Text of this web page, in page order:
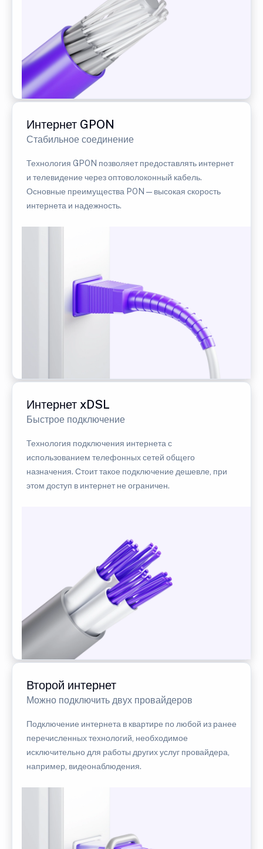
Интернет GPON
Стабильное соединение
Технология GPON позволяет предоставлять интернет
и телевидение через оптоволоконный кабель.
Основные преимущества PON — высокая скорость
интернета и надежность.
Интернет xDSL
Быстрое подключение
Технология подключения интернета с
использованием телефонных сетей общего
назначения. Стоит такое подключение дешевле, при
этом доступ в интернет не ограничен.
Второй интернет
Можно подключить двух провайдеров
Подключение интернета в квартире по любой из ранее
перечисленных технологий, необходимое
исключительно для работы других услуг провайдера,
например, видеонаблюдения.